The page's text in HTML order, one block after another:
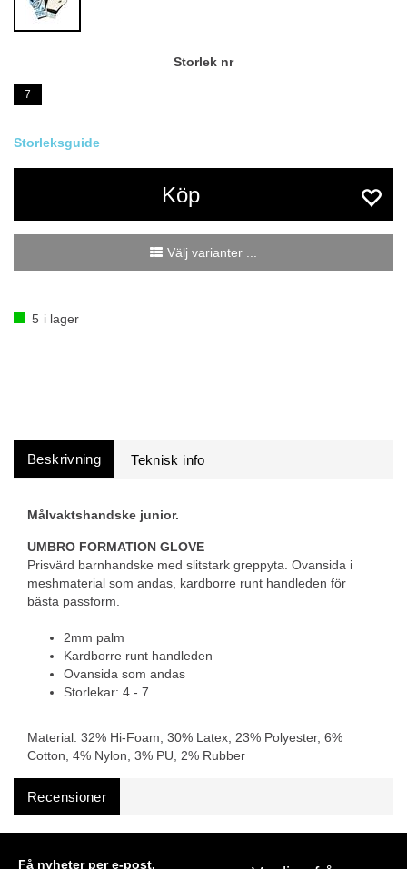
Storlek nr
7
Köp
Välj varianter ...
5 i lager
Beskrivning
Målvaktshandske junior.
UMBRO FORMATION GLOVE
Prisvärd barnhandske med slitstark greppyta. Ovansida i
meshmaterial som andas, kardborre runt handleden för
bästa passform.
2mm palm
Kardborre runt handleden
Ovansida som andas
Storlekar: 4 - 7
Material: 32% Hi-Foam, 30% Latex, 23% Polyester, 6%
Cotton, 4% Nylon, 3% PU, 2% Rubber
Recensioner
Få nyheter per e-post.